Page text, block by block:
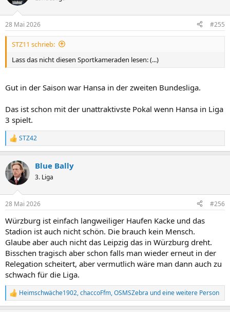
i
e
n
28 Mai 2026 #255
STZ11 schrieb:
Lass das nicht diesen Sportkameraden lesen: (...)
Gut in der Saison war Hansa in der zweiten Bundesliga.
Das ist schon mit der unattraktivste Pokal wenn Hansa in Liga
3 spielt.
R
e
k
t
i
e
:
STZ42
Blue Bally
3. Liga
28 Mai 2026 #256
Würzburg ist einfach langweiliger Haufen Kacke und das
Stadion ist auch nicht schön. Die brauch kein Mensch.
Glaube aber auch nicht das Leipzig das in Würzburg dreht.
Bisschen tragisch aber schon falls man wieder erneut in der
Relegation scheitert, aber vermutlich wäre man dann auch zu
schwach für die Liga.
R
e
Heimschwäche1902,chaccoFfm,OSMSZebra und eine weitere Person